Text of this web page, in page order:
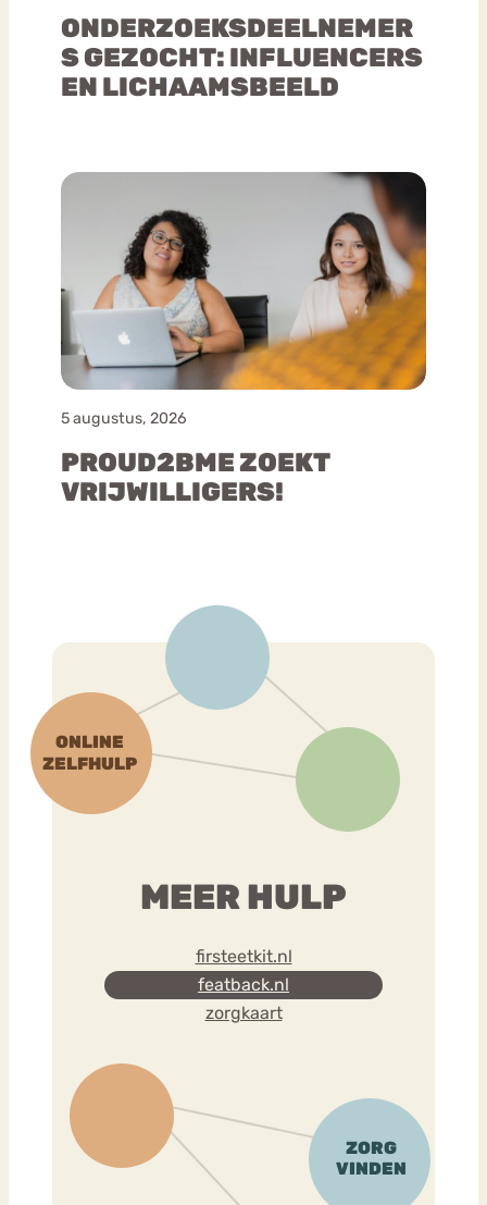
ONDERZOEKSDEELNEMER
S GEZOCHT: INFLUENCERS
EN LICHAAMSBEELD
5 augustus, 2026
PROUD2BME ZOEKT
VRIJWILLIGERS!
MEER HULP
firsteetkit.nl
featback.nl
zorgkaart